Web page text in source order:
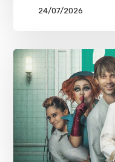
24/07/2026